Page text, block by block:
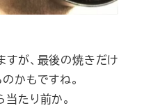
が、最後の焼きだけ
かもですね。
たり前か。